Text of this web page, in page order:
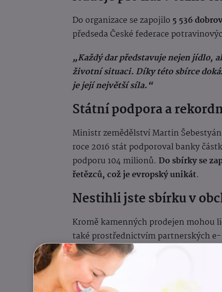
Do organizace se zapojilo 5 536
předseda České federace
„Každý dar představuje nejen jídlo,
životní situaci. Díky této sbírce
je její největší síla.“
Státní podpora a
Ministr zemědělství Martin
roce 2016 stát podporoval banky
podporu 104 milionů. Do sbírky se
řetězců, což je evropský unikát.
Nestihli jste sbírku v
Kromě kamenných prodejen mohou
také prostřednictvím partnerských e-
forma darování umožňuje zapojení i